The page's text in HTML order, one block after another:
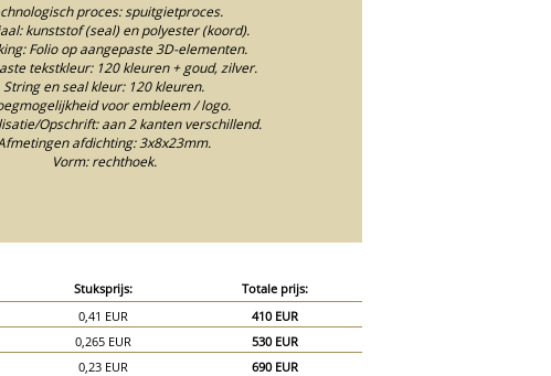
proces: spuitgietproces.
kunststof (seal) en polyester (koord).
Folio op aangepaste 3D-elementen.
tekstkleur: 120 kleuren + goud, zilver.
String en seal kleur: 120 kleuren.
voor embleem / logo.
Opschrift: aan 2 kanten verschillend.
afdichting: 3x8x23mm.
Vorm: rechthoek.
Stuksprijs:
Totale prijs:
0,41 EUR
410 EUR
0,265 EUR
530 EUR
0,23 EUR
690 EUR